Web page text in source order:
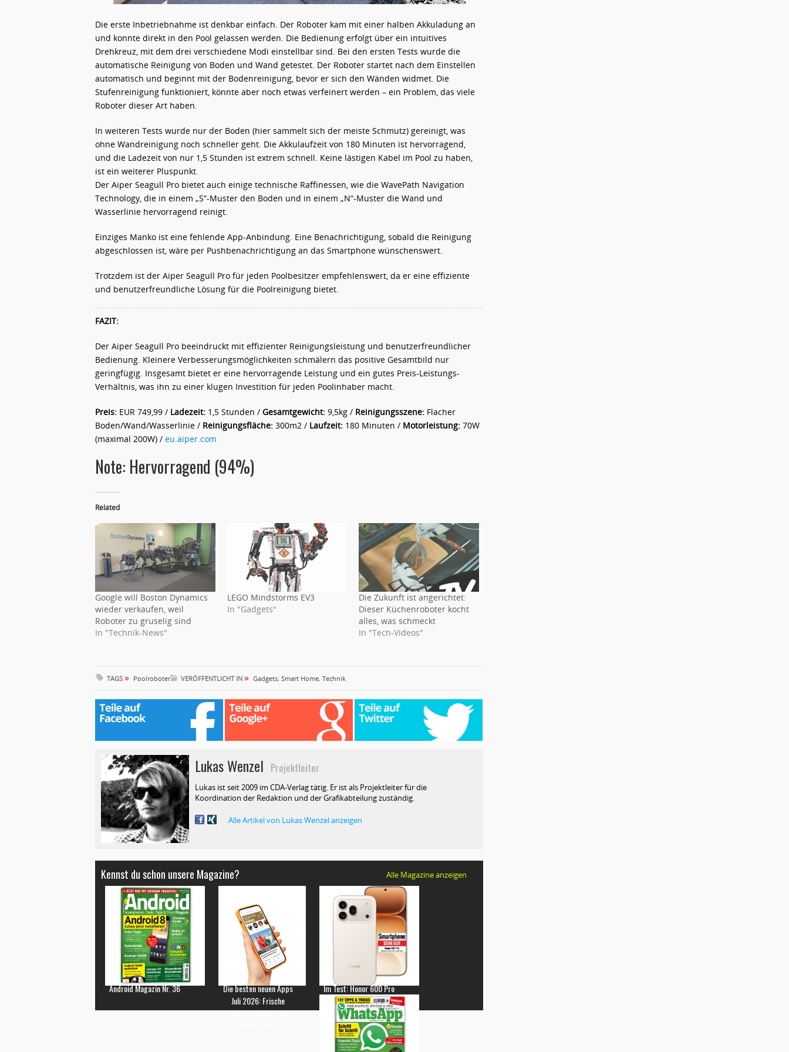
Die erste Inbetriebnahme ist denkbar einfach. Der Roboter kam mit einer halben Akkuladung an
und konnte direkt in den Pool gelassen werden. Die Bedienung erfolgt über ein intuitives
Drehkreuz, mit dem drei verschiedene Modi einstellbar sind. Bei den ersten Tests wurde die
automatische Reinigung von Boden und Wand getestet. Der Roboter startet nach dem Einstellen
automatisch und beginnt mit der Bodenreinigung, bevor er sich den Wänden widmet. Die
Stufenreinigung funktioniert, könnte aber noch etwas verfeinert werden – ein Problem, das viele
Roboter dieser Art haben.
In weiteren Tests wurde nur der Boden (hier sammelt sich der meiste Schmutz) gereinigt, was
ohne Wandreinigung noch schneller geht. Die Akkulaufzeit von 180 Minuten ist hervorragend,
und die Ladezeit von nur 1,5 Stunden ist extrem schnell. Keine lästigen Kabel im Pool zu haben,
ist ein weiterer Pluspunkt.
Der Aiper Seagull Pro bietet auch einige technische Raffinessen, wie die WavePath Navigation
Technology, die in einem „S“-Muster den Boden und in einem „N“-Muster die Wand und
Wasserlinie hervorragend reinigt.
Einziges Manko ist eine fehlende App-Anbindung. Eine Benachrichtigung, sobald die Reinigung
abgeschlossen ist, wäre per Pushbenachrichtigung an das Smartphone wünschenswert.
Trotzdem ist der Aiper Seagull Pro für jeden Poolbesitzer empfehlenswert, da er eine effiziente
und benutzerfreundliche Lösung für die Poolreinigung bietet.
FAZIT:
Der Aiper Seagull Pro beeindruckt mit effizienter Reinigungsleistung und benutzerfreundlicher
Bedienung. Kleinere Verbesserungsmöglichkeiten schmälern das positive Gesamtbild nur
geringfügig. Insgesamt bietet er eine hervorragende Leistung und ein gutes Preis-Leistungs-
Verhältnis, was ihn zu einer klugen Investition für jeden Poolinhaber macht.
Preis: EUR 749,99 / Ladezeit: 1,5 Stunden / Gesamtgewicht: 9,5kg / Reinigungsszene: Flacher
Boden/Wand/Wasserlinie / Reinigungsfläche: 300m2 / Laufzeit: 180 Minuten / Motorleistung: 70W
(maximal 200W) / eu.aiper.com
Note: Hervorragend (94%)
Related
Google will Boston Dynamics
wieder verkaufen, weil
Roboter zu gruselig sind
In "Technik-News"
LEGO Mindstorms EV3
In "Gadgets"
Die Zukunft ist angerichtet:
Dieser Küchenroboter kocht
alles, was schmeckt
In "Tech-Videos"
TAGS » Poolroboter VERÖFFENTLICHT IN » Gadgets, Smart Home, Technik
Lukas Wenzel Projektleiter
Lukas ist seit 2009 im CDA-Verlag tätig. Er ist als Projektleiter für die
Koordination der Redaktion und der Grafikabteilung zuständig.
Alle Artikel von Lukas Wenzel anzeigen
Kennst du schon unsere Magazine? Alle Magazine anzeigen
Android Magazin Nr. 36
Die besten neuen Apps
Juli 2026: Frische
Empfehlungen für
Im Test: Honor 600 Pro